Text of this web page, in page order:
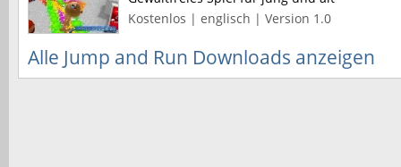
Kostenlos | englisch | Version 1.0
Alle Jump and Run Downloads anzeigen